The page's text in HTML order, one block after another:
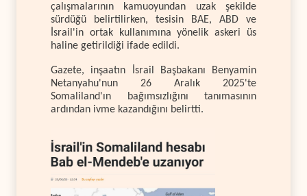
çalışmalarının kamuoyundan uzak şekilde
sürdüğü belirtilirken, tesisin BAE, ABD ve
İsrail'in ortak kullanımına yönelik askeri üs
haline getirildiği ifade edildi.
Gazete, inşaatın İsrail Başbakanı Benyamin
Netanyahu'nun 26 Aralık 2025'te
Somaliland'ın bağımsızlığını tanımasının
ardından ivme kazandığını belirtti.